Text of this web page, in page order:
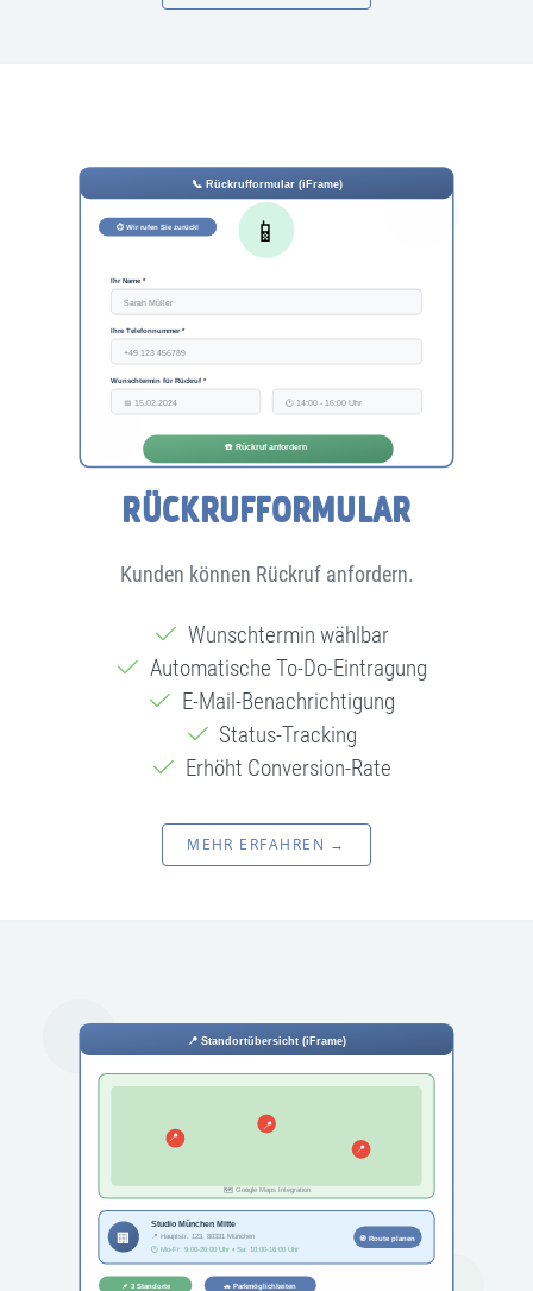
RÜCKRUFFORMULAR
Kunden können Rückruf anfordern.
Wunschtermin wählbar
Automatische To-Do-Eintragung
E-Mail-Benachrichtigung
Status-Tracking
Erhöht Conversion-Rate
MEHR ERFAHREN →